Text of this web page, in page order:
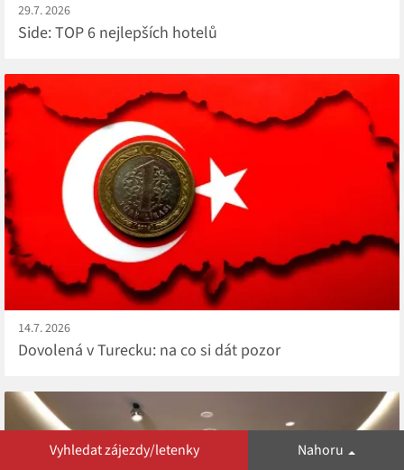
29.7. 2026
Side: TOP 6 nejlepších hotelů
14.7. 2026
Dovolená v Turecku: na co si dát pozor
Vyhledat zájezdy/letenky Nahoru